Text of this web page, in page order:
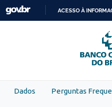
Skip to main content
ACESSO À
Dados Perguntas